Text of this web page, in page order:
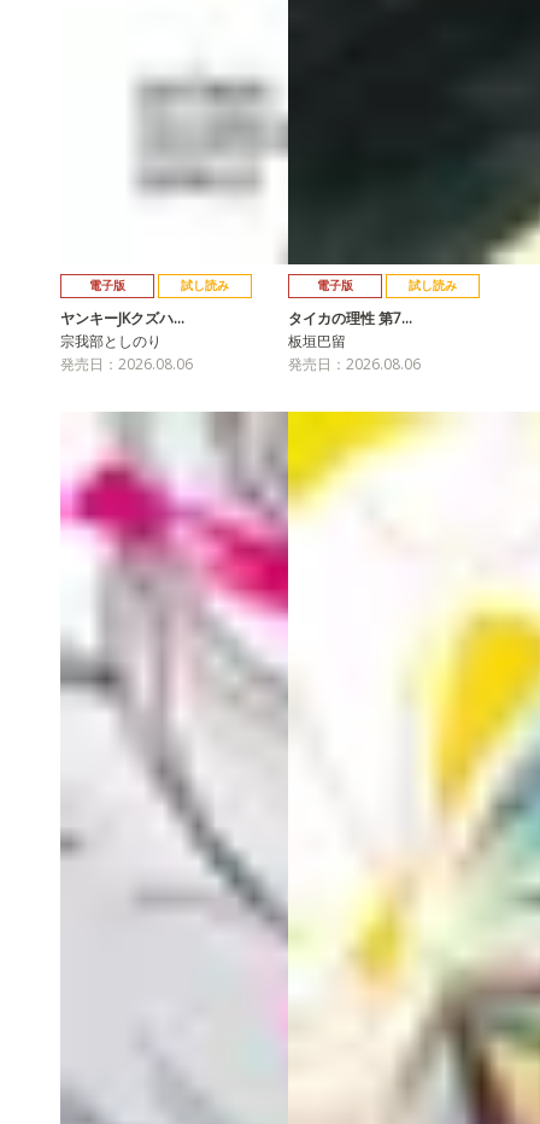
電子版 試し読み
ヤンキーJKクズハ…
宗我部としのり
発売日：2026.08.06
電子版 試し読み
タイカの理性 第7…
板垣巴留
発売日：2026.08.06